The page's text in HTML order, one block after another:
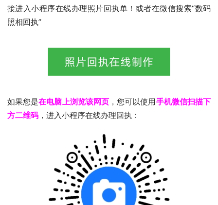
接进入小程序在线办理照片回执单！或者在微信搜索“数码
照相回执”
如果您是在电脑上浏览该网页 ，您可以使用手机微信扫描下
方二维码 ，进入小程序在线办理回执：